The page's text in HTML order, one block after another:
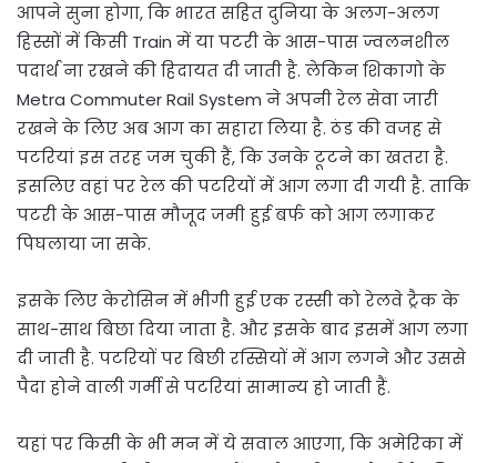
आपने सुना होगा, कि भारत सहित दुनिया के अलग-अलग
हिस्सों में किसी Train में या पटरी के आस-पास ज्वलनशील
पदार्थ ना रखने की हिदायत दी जाती है. लेकिन शिकागो के
Metra Commuter Rail System ने अपनी रेल सेवा जारी
रखने के लिए अब आग का सहारा लिया है. ठंड की वजह से
पटरियां इस तरह जम चुकी हैं, कि उनके टूटने का खतरा है.
इसलिए वहां पर रेल की पटरियों में आग लगा दी गयी है. ताकि
पटरी के आस-पास मौजूद जमी हुई बर्फ को आग लगाकर
पिघलाया जा सके.
इसके लिए केरोसिन में भीगी हुई एक रस्सी को रेलवे ट्रैक के
साथ-साथ बिछा दिया जाता है. और इसके बाद इसमें आग लगा
दी जाती है. पटरियों पर बिछी रस्सियों में आग लगने और उससे
पैदा होने वाली गर्मी से पटरियां सामान्य हो जाती हैं.
यहां पर किसी के भी मन में ये सवाल आएगा, कि अमेरिका में